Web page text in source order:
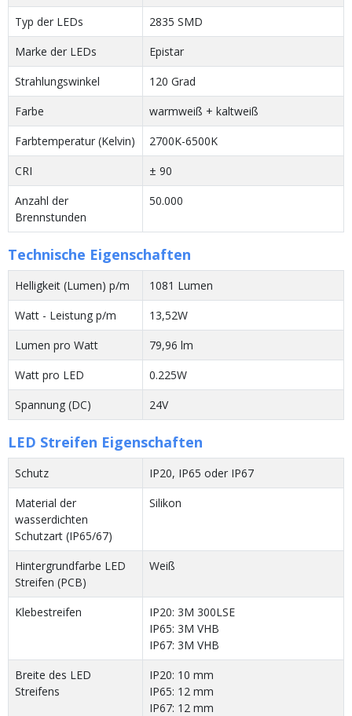
Typ der LEDs
2835 SMD
Marke der LEDs
Epistar
Strahlungswinkel
120 Grad
Farbe
warmweiß + kaltweiß
Farbtemperatur (Kelvin)
2700K-6500K
CRI
± 90
Anzahl der
Brennstunden
50.000
Technische Eigenschaften
Helligkeit (Lumen) p/m
1081 Lumen
Watt - Leistung p/m
13,52W
Lumen pro Watt
79,96 lm
Watt pro LED
0.225W
Spannung (DC)
24V
LED Streifen Eigenschaften
Schutz
IP20, IP65 oder IP67
Material der
wasserdichten
Schutzart (IP65/67)
Silikon
Hintergrundfarbe LED
Streifen (PCB)
Weiß
Klebestreifen
IP20: 3M 300LSE
IP65: 3M VHB
IP67: 3M VHB
Breite des LED
Streifens
IP20: 10 mm
IP65: 12 mm
IP67: 12 mm